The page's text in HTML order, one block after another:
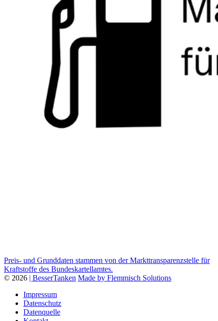
Preis- und Grunddaten stammen von der Markttransparenzstelle für
Kraftstoffe des Bundeskartellamtes.
© 2026 | BesserTanken Made by Flemmisch Solutions
Impressum
Datenschutz
Datenquelle